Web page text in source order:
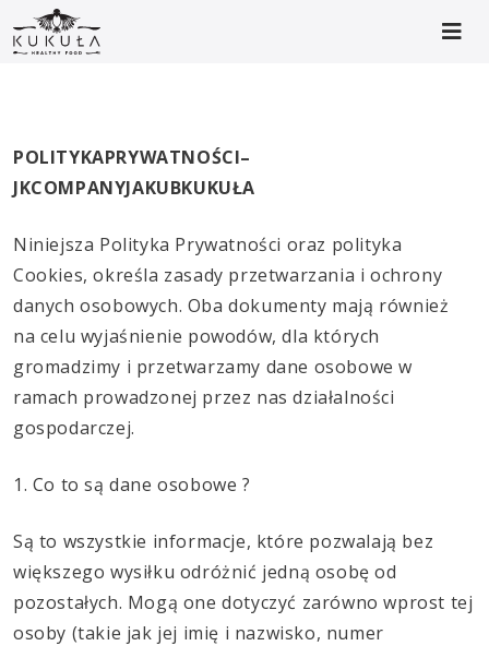
POLITYKAPRYWATNOŚCI–
JKCOMPANYJAKUBKUKUŁA
Niniejsza Polityka Prywatności oraz polityka
Cookies, określa zasady przetwarzania i ochrony
danych osobowych. Oba dokumenty mają również
na celu wyjaśnienie powodów, dla których
gromadzimy i przetwarzamy dane osobowe w
ramach prowadzonej przez nas działalności
gospodarczej.
1. Co to są dane osobowe ?
Są to wszystkie informacje, które pozwalają bez
większego wysiłku odróżnić jedną osobę od
pozostałych. Mogą one dotyczyć zarówno wprost tej
osoby (takie jak jej imię i nazwisko, numer